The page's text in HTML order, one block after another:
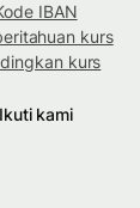
IBAN
kurs
kurs
Ikuti kami